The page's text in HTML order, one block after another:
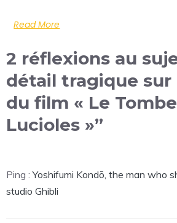
Read More
2 réflexions au
détail tragique sur
du film « Le
Lucioles »”
Ping :Yoshifumi Kondō, the man who
studio Ghibli